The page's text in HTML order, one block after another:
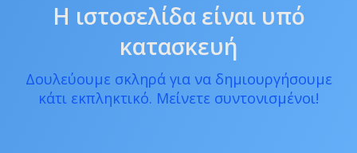
Η ιστοσελίδα είναι υπό
κατασκευή
Δουλεύουμε σκληρά για να δημιουργήσουμε
κάτι εκπληκτικό. Μείνετε συντονισμένοι!